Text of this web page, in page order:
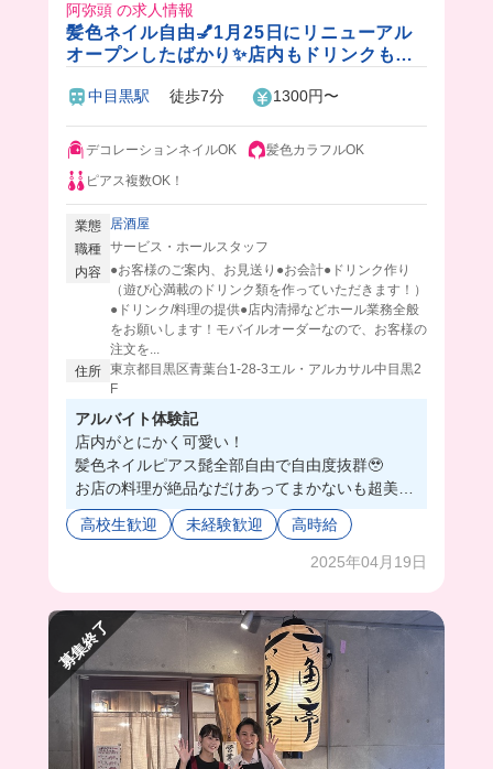
阿弥頭 の求人情報
髪色ネイル自由💅1月25日にリニューアル
オープンしたばかり✨店内もドリンクも可
中目黒駅 徒歩7分 1300円〜
デコレーションネイルOK
髪色カラフルOK
ピアス複数OK！
業態
居酒屋
職種 サービス・ホールスタッフ
内容
●お客様のご案内、お見送り●お会計●ドリンク作り
（遊び心満載のドリンク類を作っていただきます！）
●ドリンク/料理の提供●店内清掃などホール業務全般
をお願いします！モバイルオーダーなので、お客様の
注文を...
住所 東京都目黒区青葉台1-28-3エル・アルカサル中目黒2
F
アルバイト体験記
店内がとにかく可愛い！
髪色ネイルピアス髭全部自由で自由度抜群🥹
お店の料理が絶品なだけあってまかないも超美味
しい💞
映え空間でおしゃれに働きたい人はここで決ま
高校生歓迎 未経験歓迎 高時給
2025年04月19日
募集終了